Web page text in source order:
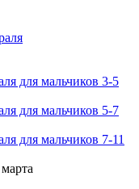
для мальчиков 3-5
для мальчиков 5-7
для мальчиков 7-11